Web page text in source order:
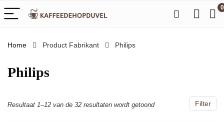
0
Home Product Fabrikant ‎Philips
‎Philips
Filter
Resultaat 1–12 van de 32 resultaten wordt getoond